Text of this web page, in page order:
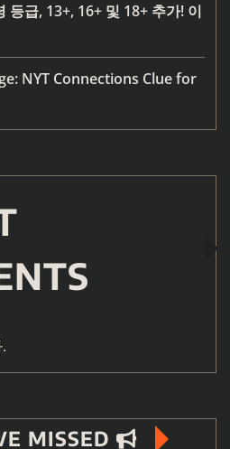
등급, 13+, 16+ 및 18+ 추가! 이
NYT Connections Clue for
MISSED